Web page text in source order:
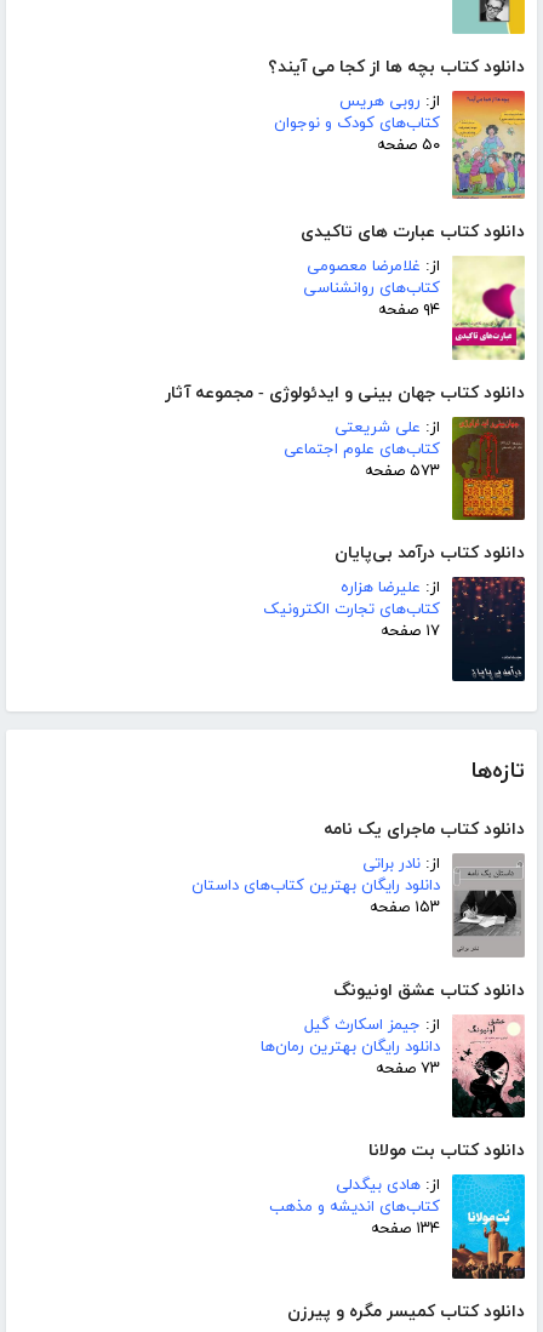
دانلود کتاب بچه ها از کجا می آیند؟
از: روبی هریس
کتاب‌های کودک و نوجوان
۵۰ صفحه
دانلود کتاب عبارت های تاکیدی
از: غلامرضا معصومی
کتاب‌های روانشناسی
۹۴ صفحه
دانلود کتاب جهان بینی و ایدئولوژی - مجموعه آثار
از: علی شریعتی
کتاب‌های علوم اجتماعی
۵۷۳ صفحه
دانلود کتاب درآمد بی‌پایان
از: علیرضا هزاره
کتاب‌های تجارت الکترونیک
۱۷ صفحه
تازه‌ها
دانلود کتاب ماجرای یک نامه
از: نادر براتی
دانلود رایگان بهترین کتاب‌های داستان
۱۵۳ صفحه
دانلود کتاب عشق اونیونگ
از: جیمز اسکارث گیل
دانلود رایگان بهترین رمان‌ها
۷۳ صفحه
دانلود کتاب بت مولانا
از: هادی بیگدلی
کتاب‌های اندیشه و مذهب
۱۳۴ صفحه
دانلود کتاب کمیسر مگره و پیرزن